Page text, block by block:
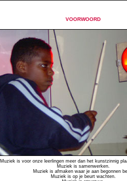
VOORWOORD
Muziek is voor onze leerlingen meer dan het kunstzinnig
Muziek is samenwerken.
Muziek is afmaken waar je aan begonnen
Muziek is op je beurt wachten.